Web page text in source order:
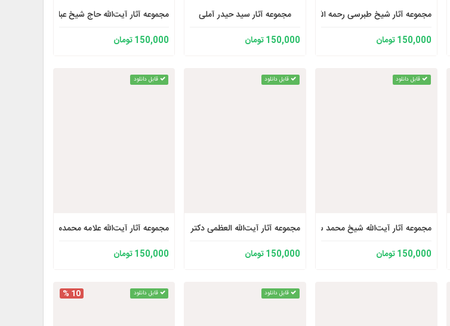
مجموعه آثار شیخ طبرسی رحمه الله
150,000 تومان
مجموعه آثار سید حیدر آملی
150,000 تومان
مجموعه آثار آيت‌الله حاج شیخ عباس ایزدی رحمه
150,000 تومان
دارالحدیث
قابل دانلود
مجموعه آثار آیت‌الله شیخ محمد سند نسخه 3
150,000 تومان
قابل دانلود
مجموعه آثار آیت‌الله العظمی دکتر محمد صادقی تهرانی رحمه الله 2
150,000 تومان
قابل دانلود
مجموعه آثار آیت‌الله علامه محمدمهدی آصفی حفظه
150,000 تومان
قابل دانلود 10 % قابل دانلود